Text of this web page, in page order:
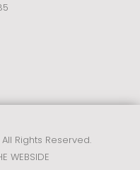
Rights Reserved.
WEBSIDE